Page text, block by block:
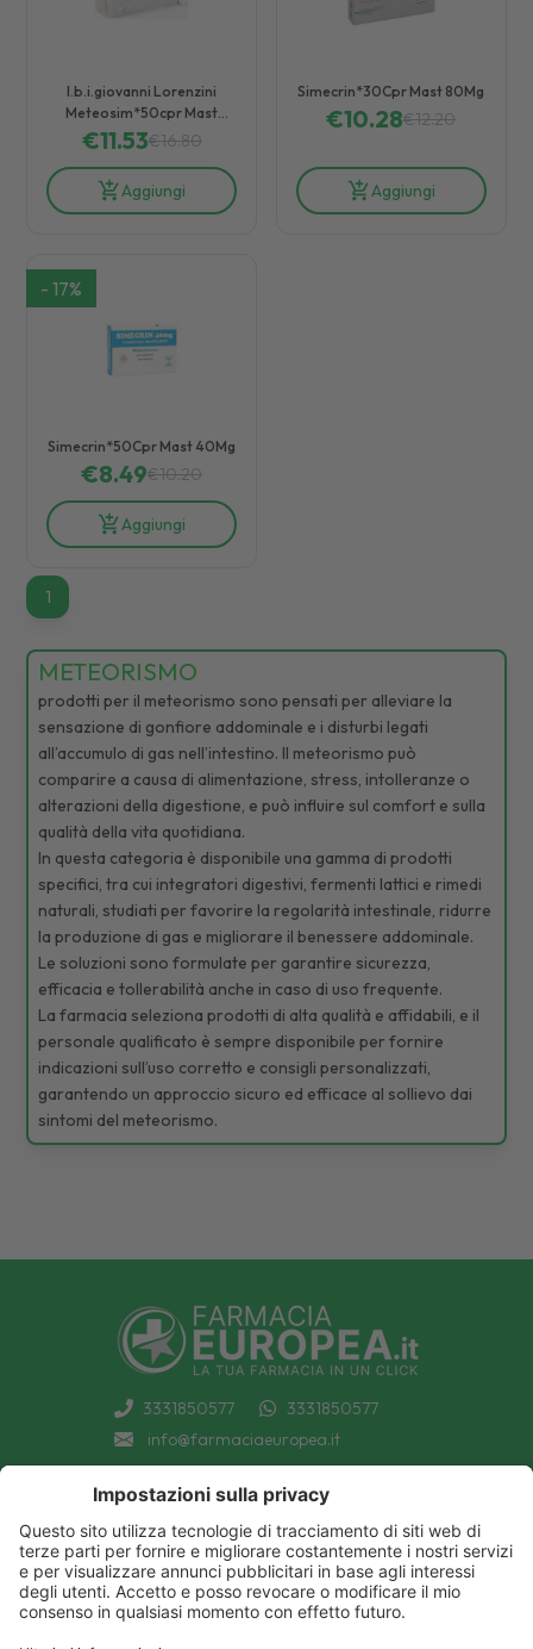
I.b.i.giovanni Lorenzini
Meteosim*50cpr Mast
40mg
€11.53€16.80
Aggiungi
Simecrin*30Cpr Mast 80Mg
€10.28€12.20
Aggiungi
-17%
Simecrin*50Cpr Mast 40Mg
€8.49€10.20
Aggiungi
11
METEORISMO
prodotti per il meteorismo sono pensati per alleviare la
sensazione di gonfiore addominale e i disturbi legati
all’accumulo di gas nell’intestino. Il meteorismo può
comparire a causa di alimentazione, stress, intolleranze o
alterazioni della digestione, e può influire sul comfort e sulla
qualità della vita quotidiana.
In questa categoria è disponibile una gamma di prodotti
specifici, tra cui integratori digestivi, fermenti lattici e rimedi
naturali, studiati per favorire la regolarità intestinale, ridurre
la produzione di gas e migliorare il benessere addominale.
Le soluzioni sono formulate per garantire sicurezza,
efficacia e tollerabilità anche in caso di uso frequente.
La farmacia seleziona prodotti di alta qualità e affidabili, e il
personale qualificato è sempre disponibile per fornire
indicazioni sull’uso corretto e consigli personalizzati,
garantendo un approccio sicuro ed efficace al sollievo dai
sintomi del meteorismo.
3331850577
3331850577
info@farmaciaeuropea.it
PRIVACY POLICY
COOKIE POLICY
DECONTRIBUZIONE INPS
SPEDIZIONI
CATEGORIE FARMACI A-Z
MARCHI
TUTTO IL NOSTRO CATALOGO
IL NOSTRO BLOG